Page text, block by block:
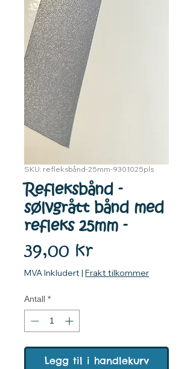
SKU: refleksbånd-25mm-9301025pls
Refleksbånd -
sølvgrått bånd med
refleks 25mm -
39,00 krPris
MVA Inkludert | Frakt tilkommer
Antall *
Legg til i handlekurv